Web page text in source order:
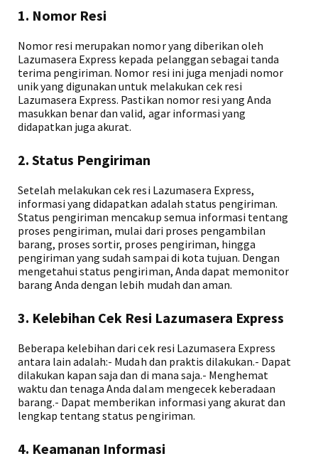
1. Nomor Resi
Nomor resi merupakan nomor yang diberikan oleh
Lazumasera Express kepada pelanggan sebagai tanda
terima pengiriman. Nomor resi ini juga menjadi nomor
unik yang digunakan untuk melakukan cek resi
Lazumasera Express. Pastikan nomor resi yang Anda
masukkan benar dan valid, agar informasi yang
didapatkan juga akurat.
2. Status Pengiriman
Setelah melakukan cek resi Lazumasera Express,
informasi yang didapatkan adalah status pengiriman.
Status pengiriman mencakup semua informasi tentang
proses pengiriman, mulai dari proses pengambilan
barang, proses sortir, proses pengiriman, hingga
pengiriman yang sudah sampai di kota tujuan. Dengan
mengetahui status pengiriman, Anda dapat memonitor
barang Anda dengan lebih mudah dan aman.
3. Kelebihan Cek Resi Lazumasera Express
Beberapa kelebihan dari cek resi Lazumasera Express
antara lain adalah:- Mudah dan praktis dilakukan.- Dapat
dilakukan kapan saja dan di mana saja.- Menghemat
waktu dan tenaga Anda dalam mengecek keberadaan
barang.- Dapat memberikan informasi yang akurat dan
lengkap tentang status pengiriman.
4. Keamanan Informasi